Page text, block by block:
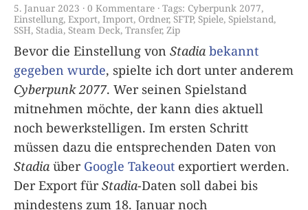
5. Januar 2023 0 Kommentare Tags: Cyberpunk 2077,
Einstellung, Export, Import, Ordner, SFTP, Spiele, Spielstand,
SSH, Stadia, Steam Deck, Transfer, Zip
Bevor die Einstellung von Stadia bekannt
gegeben wurde, spielte ich dort unter anderem
Cyberpunk 2077. Wer seinen Spielstand
mitnehmen möchte, der kann dies aktuell
noch bewerkstelligen. Im ersten Schritt
müssen dazu die entsprechenden Daten von
Stadia über Google Takeout exportiert werden.
Der Export fürStadia-Daten soll dabei bis
mindestens zum 18. Januar noch